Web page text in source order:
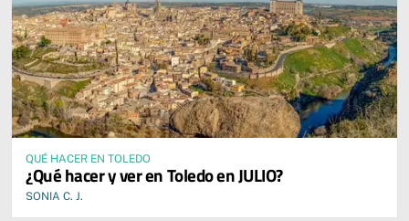
QUÉ HACER EN TOLEDO
¿Qué hacer y ver en Toledo en JULIO?
SONIA C. J.